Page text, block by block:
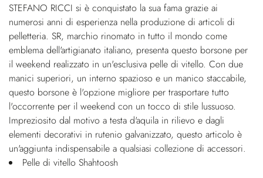
STEFANO RICCI si è conquistato la sua fama grazie ai
numerosi anni di esperienza nella produzione di articoli di
pelletteria. SR, marchio rinomato in tutto il mondo come
emblema dell'artigianato italiano, presenta questo borsone per
il weekend realizzato in un'esclusiva pelle di vitello. Con due
manici superiori, un interno spazioso e un manico staccabile,
questo borsone è l'opzione migliore per trasportare tutto
l'occorrente per il weekend con un tocco di stile lussuoso.
Impreziosito dal motivo a testa d'aquila in rilievo e dagli
elementi decorativi in rutenio galvanizzato, questo articolo è
un'aggiunta indispensabile a qualsiasi collezione di accessori.
Pelle di vitello Shahtoosh